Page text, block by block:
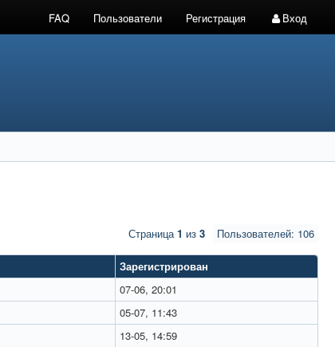
FAQ Пользователи Регистрация Вход
Пользователей: 106
Страница1 из 3
Зарегистрирован
07-06, 20:01
05-07, 11:43
13-05, 14:59